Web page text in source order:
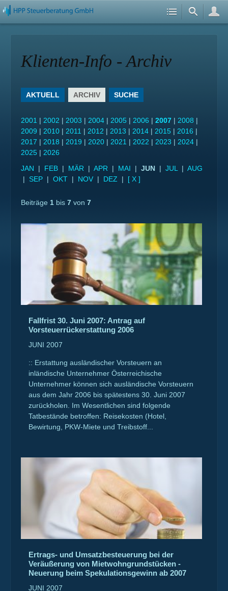
Klienten-Info - Archiv
AKTUELL ARCHIV SUCHE
2001 | 2002 | 2003 | 2004 | 2005 | 2006 | 2007 | 2008 |
2009 | 2010 | 2011 | 2012 | 2013 | 2014 | 2015 | 2016 |
2017 | 2018 | 2019 | 2020 | 2021 | 2022 | 2023 | 2024 |
2025 | 2026
JAN | FEB | MÄR | APR | MAI | JUN | JUL | AUG
| SEP | OKT | NOV | DEZ | [ X ]
Beiträge 1 bis 7 von 7
Fallfrist 30. Juni 2007: Antrag auf
Vorsteuerrückerstattung 2006
JUNI 2007
:: Erstattung ausländischer Vorsteuern an
inländische Unternehmer Österreichische
Unternehmer können sich ausländische Vorsteuern
aus dem Jahr 2006 bis spätestens 30. Juni 2007
zurückholen. Im Wesentlichen sind folgende
Tatbestände betroffen: Reisekosten (Hotel,
Bewirtung, PKW-Miete und Treibstoff...
Ertrags- und Umsatzbesteuerung bei der
Veräußerung von Mietwohngrundstücken -
Neuerung beim Spekulationsgewinn ab 2007
JUNI 2007